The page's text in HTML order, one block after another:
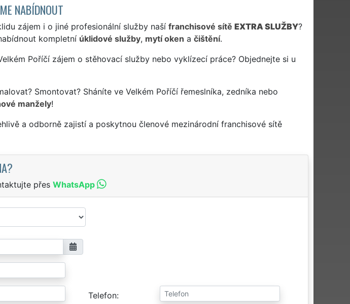
NABÍDNOUT
zájem i o jiné profesionální služby naší franchisové sítě EXTRA SLUŽBY?
kompletní úklidové služby, mytí oken a čištění.
Poříčí zájem o stěhovací služby nebo vyklízecí práce? Objednejte si u
Smontovat? Sháníte ve Velkém Poříčí řemeslníka, zedníka nebo
manžely!
a odborně zajistí a poskytnou členové mezinárodní franchisové sítě
přes WhatsApp
Telefon